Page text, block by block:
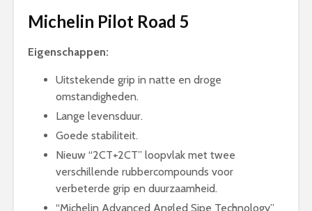
Michelin Pilot Road 5
Eigenschappen:
Uitstekende grip in natte en droge
omstandigheden.
Lange levensduur.
Goede stabiliteit.
Nieuw “2CT+2CT” loopvlak met twee
verschillende rubbercompounds voor
verbeterde grip en duurzaamheid.
“Michelin Advanced Angled Sipe Technology”